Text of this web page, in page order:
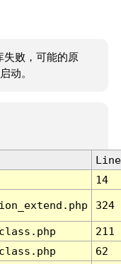
失败，可能的原
动。
Line
14
324
211
62